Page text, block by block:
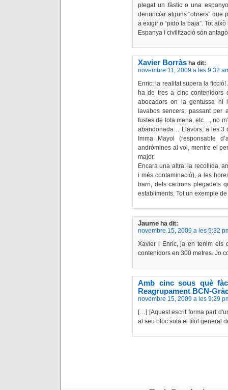
plegat un fàstic o una
denunciar alguns “obrers” que
a exigir o “pido la baja”. Tot
Espanya i civilització són
Xavier Borràs ha dit:
novembre 11, 2009 a les 9:32
Enric: la realitat supera la
ha de tres a cinc contenidors
abocadors on la gentussa
lavabos sencers, passant per
fustes de tota mena, etc…, no
abandonada… Llavors, a les 3
Imma Mayol (responsable
andròmines al vol, mentre el
major.
Encara una altra: la recollida,
i més contaminació), a les
barri, dels cartrons plegadets
establiments. Tot un exemple
Jaume ha dit:
novembre 15, 2009 a les 5:32
Xavier i Enric, ja en tenim els
contenidors en 300 metres. Jo
Amb cinc sous què
Reagrupament BCN-
novembre 15, 2009 a les 9:29
[…] [Aquest escrit forma part
al seu bloc sota el títol general